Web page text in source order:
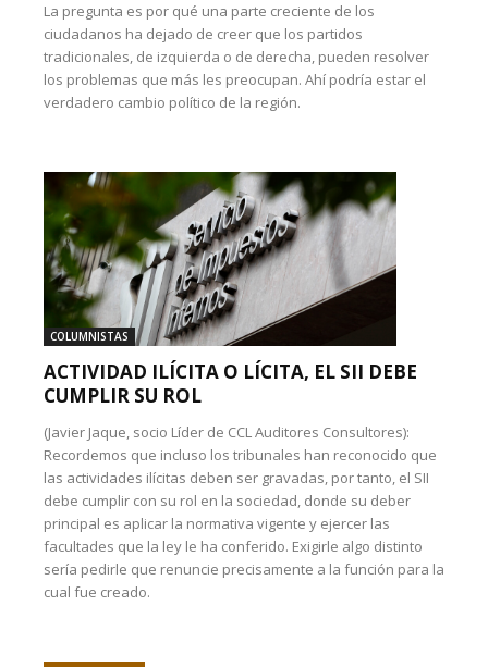
La pregunta es por qué una parte creciente de los
ciudadanos ha dejado de creer que los partidos
tradicionales, de izquierda o de derecha, pueden resolver
los problemas que más les preocupan. Ahí podría estar el
verdadero cambio político de la región.
COLUMNISTAS
ACTIVIDAD ILÍCITA O LÍCITA, EL SII DEBE
CUMPLIR SU ROL
(Javier Jaque, socio Líder de CCL Auditores Consultores):
Recordemos que incluso los tribunales han reconocido que
las actividades ilícitas deben ser gravadas, por tanto, el SII
debe cumplir con su rol en la sociedad, donde su deber
principal es aplicar la normativa vigente y ejercer las
facultades que la ley le ha conferido. Exigirle algo distinto
sería pedirle que renuncie precisamente a la función para la
cual fue creado.